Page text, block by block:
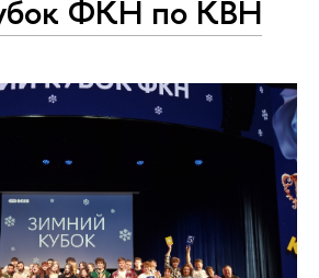
ФКН по КВН